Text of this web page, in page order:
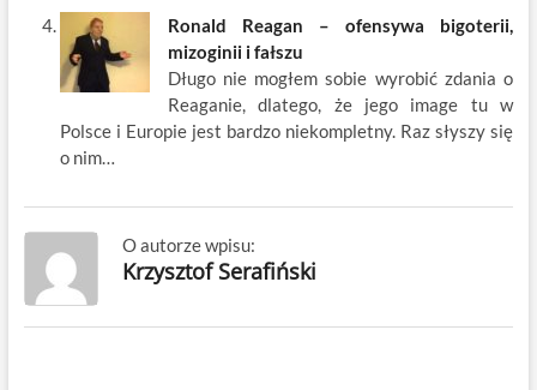
Ronald Reagan – ofensywa bigoterii,
mizoginii i fałszu
Długo nie mogłem sobie wyrobić zdania o
Reaganie, dlatego, że jego image tu w
Polsce i Europie jest bardzo niekompletny. Raz słyszy się
o nim…
O autorze wpisu:
Krzysztof Serafiński